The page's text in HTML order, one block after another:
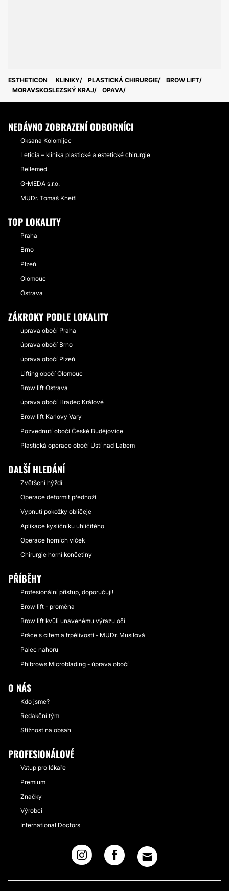
ESTHETICON KLINIKY PLASTICKÁ CHIRURGIE
BROW LIFT
MORAVSKOSLEZSKÝ KRAJ
OPAVA
NEDÁVNO ZOBRAZENÍ ODBORNÍCI
Oksana Kolomijec
Leticia – klinika plastické a estetické chirurgie
Bellemed
G-MEDA s.r.o.
MUDr. Tomáš Kneifl
TOP LOKALITY
Praha
Brno
Plzeň
Olomouc
Ostrava
ZÁKROKY PODLE LOKALITY
úprava obočí Praha
úprava obočí Brno
úprava obočí Plzeň
Lifting obočí Olomouc
Brow lift Ostrava
úprava obočí Hradec Králové
Brow lift Karlovy Vary
Pozvednutí obočí České Budějovice
Plastická operace obočí Ústí nad Labem
DALŠÍ HLEDÁNÍ
Zvětšení hýždí
Operace deformit přednoží
Vypnutí pokožky obličeje
Aplikace kysličníku uhličitého
Operace horních víček
Chirurgie horní končetiny
PŘÍBĚHY
Profesionální přístup, doporučuji!
Brow lift - proměna
Brow lift kvůli unavenému výrazu očí
Práce s citem a trpělivostí - MUDr. Musilová
Palec nahoru
Phibrows Microblading - úprava obočí
O NÁS
Kdo jsme?
Redakční tým
Stížnost na obsah
PROFESIONÁLOVÉ
Vstup pro lékaře
Premium
Značky
Výrobci
International Doctors